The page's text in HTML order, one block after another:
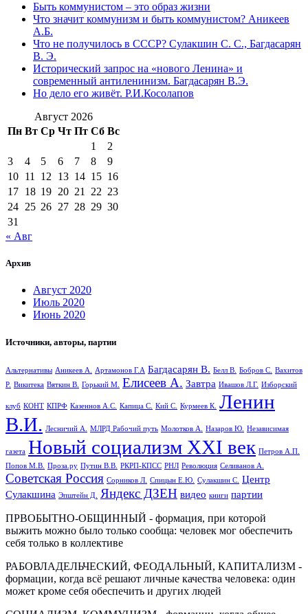
Быть коммунистом – это образ жизни
Что значит коммунизм и быть коммунистом? Аникеев
А.Б.
Что не получилось в СССР? Сулакшин С. С., Багдасарян
В. Э.
Исторический запрос на «нового Ленина» и
современный антиленинизм. Багдасарян В.Э.
Но дело его живёт. Р.И.Косолапов
Август 2026
Пн Вт Ср Чт Пт Сб Вс
1
2
3
4 5 6 7 8
9
10 11 12 13 14 15 16
17 18 19 20 21 22 23
24 25 26 27 28 29 30
31
« Авг
Архив
Август 2020
Июль 2020
Июнь 2020
Источники, авторы, партии
Альтернативы Аникеев А. Артамонов Г.А Багдасарян В. Белл В. Бобров С.
Вахитов
Р. Викитека Вяткин В. Горький М. Елисеев А. Завтра Ивашов Л.Г. Изборский
клуб КОНТ КПРФ Казеннов А.С. Капица С. Кий С. Курмеев К.
Ленин
В.И. Лесничий А. МЛРД Рабочий путь Молотков А. Назаров Ю. Независимая
газета Новый социализм XXI век Петров А.П.
Попов М.В.
Проза.ру Путин В.В. РКРП-КПСС РНЛ Революция Селиванов А.
Советская Россия Сорников Л. Спицын Е.Ю. Сулакшин С.
Центр
Сулакшина Эпштейн Д. Яндекс ДЗЕН видео книги партии
ПРВОБЫТНО-ОБЩИННЫЙ - формация, при которой
выжить можно было только сообща: человек мог обеспечить
себя только в коллективе
РАБОВЛАДЕЛЬЧЕСКИЙ, ФЕОДАЛЬНЫЙ, КАПИТАЛИЗМ -
формации, когда всё решают личные качества человека: один
может кроме себя обеспечить и других людей